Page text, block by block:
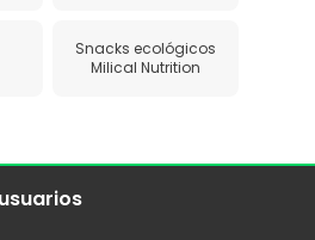
Snacks ecológicos
Milical Nutrition